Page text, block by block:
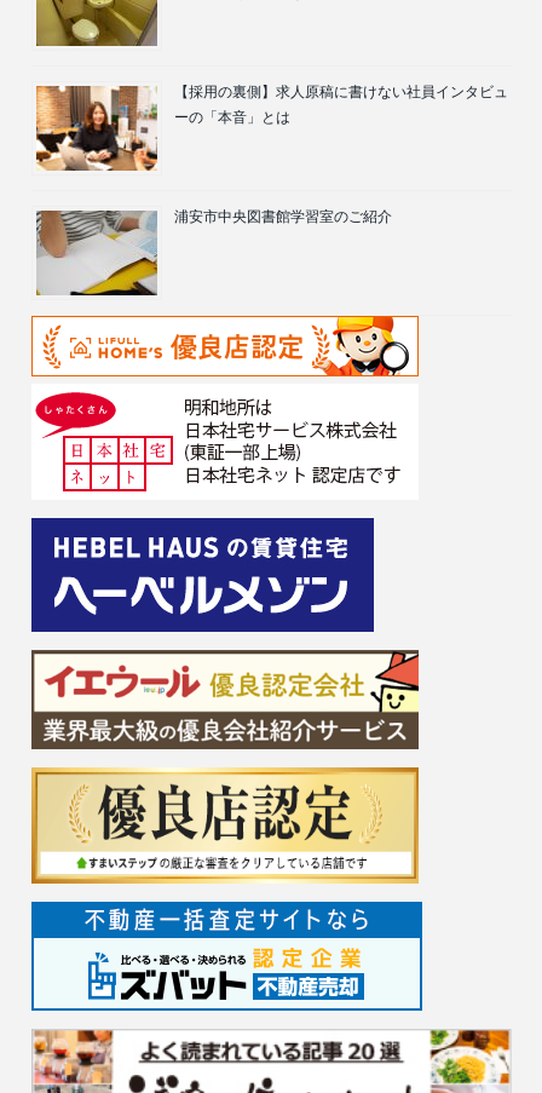
【採用の裏側】求人原稿に書けない社員インタビュ
ーの「本音」とは
浦安市中央図書館学習室のご紹介